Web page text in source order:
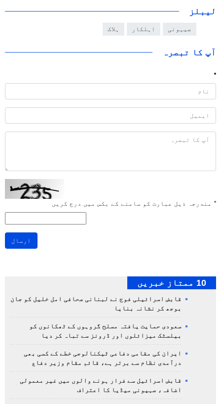
لیبلز
صیہونی اہلکار ہلاک
آپ کا تبصرہ
* مندرجہ ذیل عبارت کو سامنے کے بکس میں درج کریں
ارسال
10 ممتاز خبریں
قابض اسرائیلی فوج نے لبنانی صحافی امل خلیل کو جان
بوجھ کر نشانہ بنایا
سعودی حمایت یافتہ مسلح گروہوں کے ٹھکانوں کو
بیلسٹک میزائلوں اور ڈرونز سے تباہ کر دیا
ایران کی مقامی دفاعی ٹیکنالوجی خطے کے کسی بھی
درآمدی نظام سے برتر ہے، قائم مقام وزیر دفاع
قابض اسرائیل سے فرار ہونے والوں میں غیر معمولی
اضافہ، صہیونی میڈیا کا اعتراف